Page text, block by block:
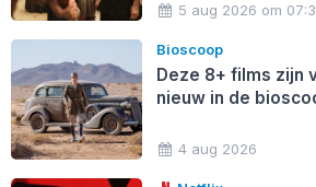
5 aug 2026 om
Bioscoop
Deze 8+ films zijn
nieuw in de
4 aug 2026